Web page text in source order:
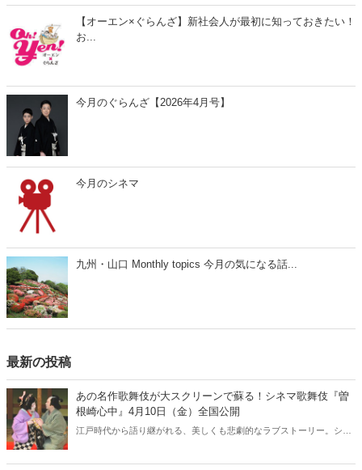
【オーエン×ぐらんざ】新社会人が最初に知っておきたい！
お...
今月のぐらんざ【2026年4月号】
今月のシネマ
九州・山口 Monthly topics 今月の気になる話...
最新の投稿
あの名作歌舞伎が大スクリーンで蘇る！シネマ歌舞伎『曽
根崎心中』4月10日（金）全国公開
江戸時代から語り継がれる、美しくも悲劇的なラブストーリー。シネ